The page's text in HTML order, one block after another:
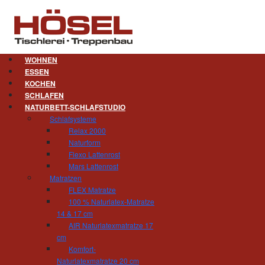
WOHNEN
ESSEN
KOCHEN
SCHLAFEN
NATURBETT-SCHLAFSTUDIO
Schlafsysteme
Relax 2000
Naturform
Flexo Lattenrost
Mars Lattenrost
Matratzen
FLEX Matratze
100 % Naturlatex-Matratze
14 & 17 cm
AIR Naturlatexmatratze 17
cm
Komfort-
Naturlatexmatratze 20 cm
Von allen Wohnbereichen hat sich das
Entspannung, des Wohlfühlens und der
ganz oben auf der Wunschliste. Als
genau und empfehlen Ihnen diese. Genauso
feuchtigkeitsregulierender Naturstein die
gestalten wir Ihr Bad zu einem modernen Ort
Auch eine
Sauna oder eine Infrarotkabine
Ausstellung über die Vielzahl der Möglichkeiten.